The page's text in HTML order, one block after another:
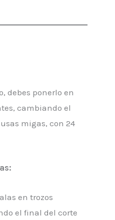
debes ponerlo en
cambiando el
migas, con 24
:
en trozos
el final del corte